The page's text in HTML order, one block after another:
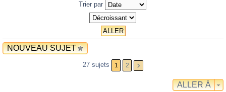
Trier par
NOUVEAU SUJET
27 sujets 1 2
ALLER À